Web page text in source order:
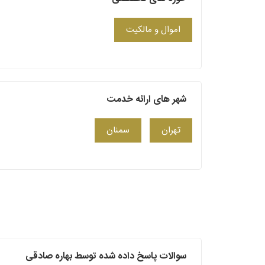
اموال و مالکیت
شهر های ارائه خدمت
تهران سمنان
سوالات پاسخ داده شده توسط بهاره صادقی